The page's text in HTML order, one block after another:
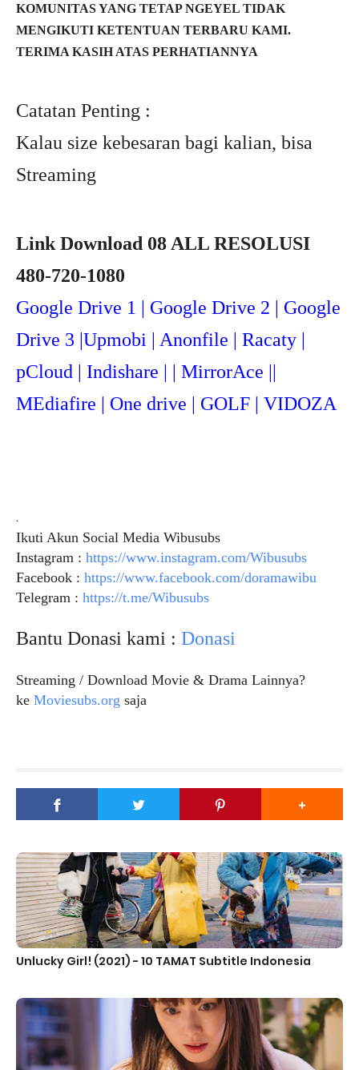
KOMUNITAS YANG TETAP NGEYEL TIDAK
MENGIKUTI KETENTUAN TERBARU KAMI.
TERIMA KASIH ATAS PERHATIANNYA
Catatan Penting :
Kalau size kebesaran bagi kalian, bisa
Streaming
Link Download 08 ALL RESOLUSI
480-720-1080
Google Drive 1 | Google Drive 2 | Google
Drive 3 |Upmobi | Anonfile | Racaty |
pCloud | Indishare | | MirrorAce ||
MEdiafire | One drive | GOLF | VIDOZA
.
Ikuti Akun Social Media Wibusubs
Instagram : https://www.instagram.com/Wibusubs
Facebook : https://www.facebook.com/doramawibu
Telegram : https://t.me/Wibusubs
Bantu Donasi kami : Donasi
Streaming / Download Movie & Drama Lainnya?
ke Moviesubs.org saja
Unlucky Girl! (2021) - 10 TAMAT Subtitle Indonesia